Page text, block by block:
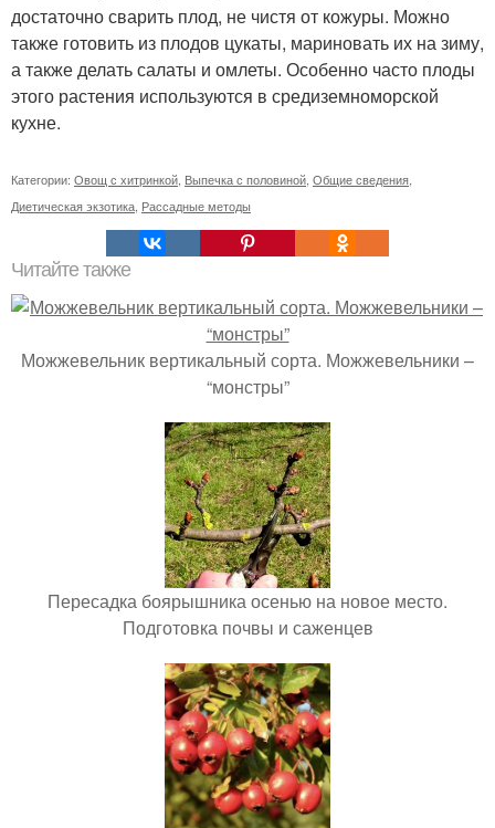
достаточно сварить плод, не чистя от кожуры. Можно
также готовить из плодов цукаты, мариновать их на зиму,
а также делать салаты и омлеты. Особенно часто плоды
этого растения используются в средиземноморской
кухне.
Категории: Овощ с хитринкой Выпечка с половиной Общие сведения
Диетическая экзотика Рассадные методы
Читайте также
Можжевельник вертикальный сорта. Можжевельники –
“монстры”
Пересадка боярышника осенью на новое место.
Подготовка почвы и саженцев